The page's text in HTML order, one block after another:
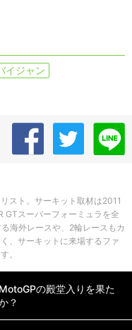
イジャン
スト。サーキット取材は2011
GTスーパーフォーミュラを全
海外レースや、2輪レースもカ
、サーキットに来場するファ
。
の殿堂入りを果た
？